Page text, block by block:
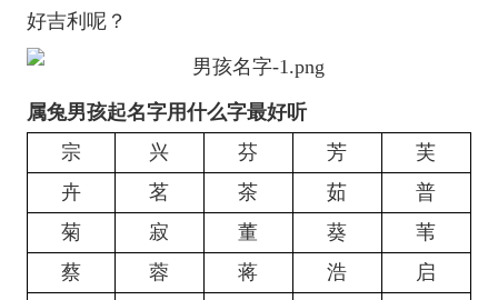
好吉利呢？
属兔男孩起名字用什么字最好听
宗
兴 芬 芳
芙
卉
茗 茶 茹
普
菊
寂 董 葵
苇
蔡
蓉 蒋 浩
启